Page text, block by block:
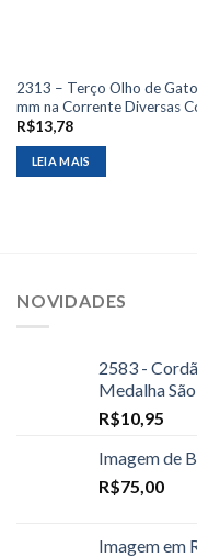
2313 – Terço Olho de
mm na Corrente Diversas
R$13,78
LEIA MAIS
NOVIDADES
2583 -
Medalha
R$10,95
Imagem de
R$75,00
Imagem em